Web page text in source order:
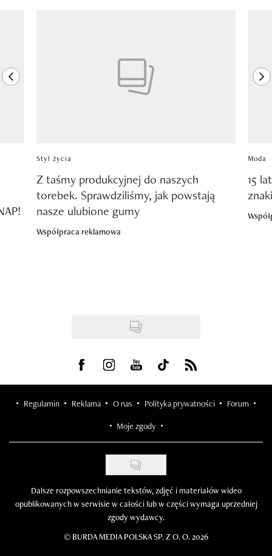
previous element
Styl życia
Z taśmy produkcyjnej do naszych
torebek. Sprawdziliśmy, jak powstają
nasze ulubione gumy
Współpraca reklamowa
Moda
15
Visit us on Facebook
Visit us on Instagram
Visit us on Youtube
Visit us on Tiktok
Visit us on Rss
Regulamin Reklama O nas Polityka prywatności Forum
Moje zgody
Dalsze rozpowszechnianie tekstów, zdjęć i materiałów wideo
opublikowanych w serwisie w całości lub w części wymaga uprzedniej
zgody wydawcy.
© BURDA MEDIA POLSKA SP. Z O. O. 2026